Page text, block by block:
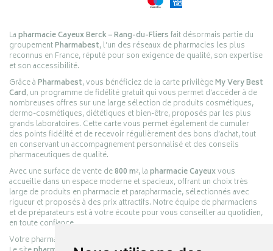
Lapharmacie Cayeux Berck – Rang-du-Fliersfait désormais partie du
groupementPharmabest, l’un des réseaux de pharmacies les plus
reconnus en France, réputé pour son exigence de qualité, son expertise
et son accessibilité.
Grâce àPharmabest, vous bénéficiez de la carte privilègeMy Very Best
Card, un programme de fidélité gratuit qui vous permet d’accéder à de
nombreuses offres sur une large sélection de produits cosmétiques,
dermo-cosmétiques, diététiques et bien-être, proposés par les plus
grands laboratoires. Cette carte vous permet également de cumuler
des points fidélité et de recevoir régulièrement des bons d’achat, tout
en conservant un accompagnement personnalisé et des conseils
pharmaceutiques de qualité.
Avec une surface de vente de800 m², lapharmacie Cayeuxvous
accueille dans un espace moderne et spacieux, offrant un choix très
large de produits en pharmacie et parapharmacie, sélectionnés avec
rigueur et proposés à des prix attractifs. Notre équipe de pharmaciens
et de préparateurs est à votre écoute pour vous conseiller au quotidien,
en toute confiance.
Votre pharmacie en ligne :